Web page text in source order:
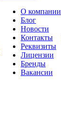
О компании
Блог
Новости
Контакты
Реквизиты
Лицензии
Бренды
Вакансии